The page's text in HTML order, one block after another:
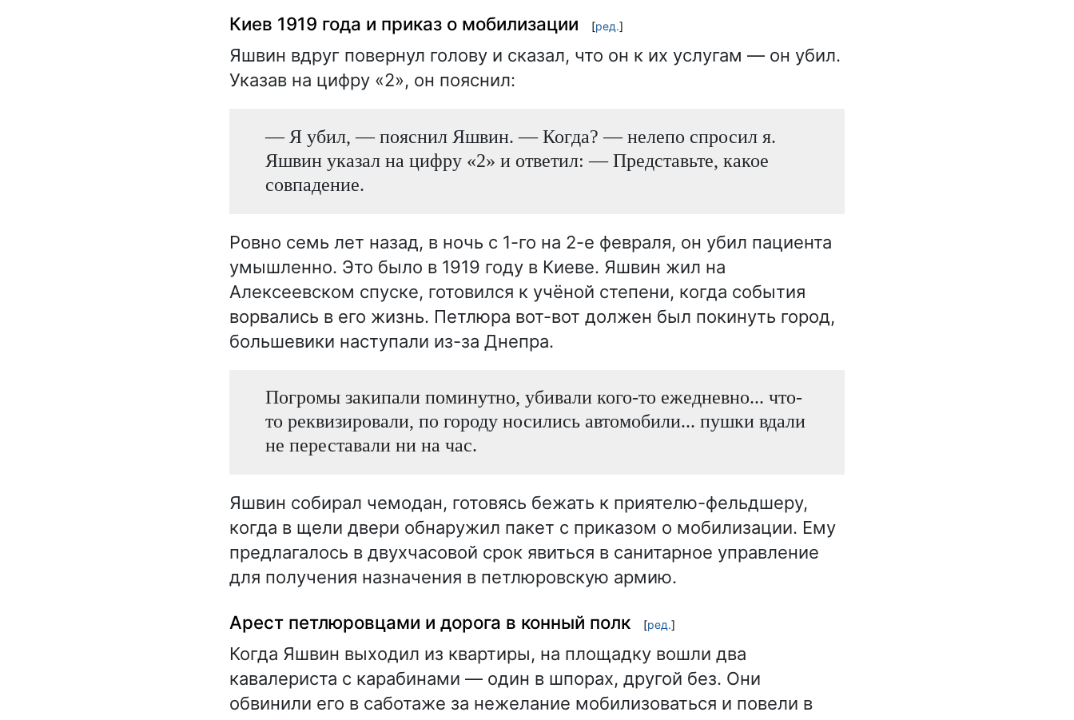
Киев 1919 года и приказ о мобилизации [ред.]
Яшвин вдруг повернул голову и сказал, что он к их услугам — он убил.
Указав на цифру «2», он пояснил:
— Я убил, — пояснил Яшвин. — Когда? — нелепо спросил я.
Яшвин указал на цифру «2» и ответил: — Представьте, какое
совпадение.
Ровно семь лет назад, в ночь с 1-го на 2-е февраля, он убил пациента
умышленно. Это было в 1919 году в Киеве. Яшвин жил на
Алексеевском спуске, готовился к учёной степени, когда события
ворвались в его жизнь. Петлюра вот-вот должен был покинуть город,
большевики наступали из-за Днепра.
Погромы закипали поминутно, убивали кого-то ежедневно... что-
то реквизировали, по городу носились автомобили... пушки вдали
не переставали ни на час.
Яшвин собирал чемодан, готовясь бежать к приятелю-фельдшеру,
когда в щели двери обнаружил пакет с приказом о мобилизации. Ему
предлагалось в двухчасовой срок явиться в санитарное управление
для получения назначения в петлюровскую армию.
Арест петлюровцами и дорога в конный полк [ред.]
Когда Яшвин выходил из квартиры, на площадку вошли два
кавалериста с карабинами — один в шпорах, другой без. Они
обвинили его в саботаже за нежелание мобилизоваться и повели в